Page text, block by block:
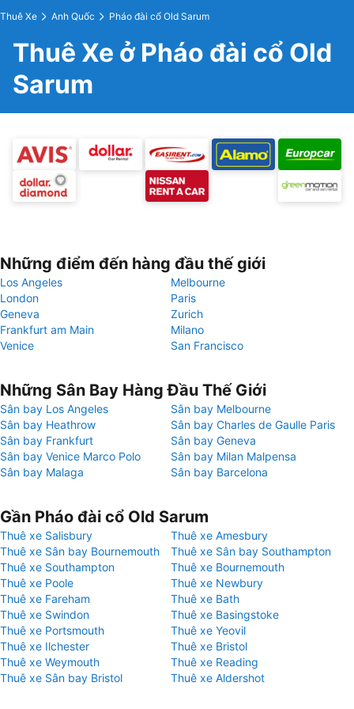
Thuê Xe Anh Quốc Pháo đài cổ Old Sarum
Thuê Xe ở Pháo đài cổ Old
Sarum
Những điểm đến hàng đầu thế giới
Los Angeles
Melbourne
London
Paris
Geneva
Zurich
Frankfurt am Main
Milano
Venice
San Francisco
Những Sân Bay Hàng Đầu Thế Giới
Sân bay Los Angeles
Sân bay Melbourne
Sân bay Heathrow
Sân bay Charles de Gaulle Paris
Sân bay Frankfurt
Sân bay Geneva
Sân bay Venice Marco Polo
Sân bay Milan Malpensa
Sân bay Malaga
Sân bay Barcelona
Gần Pháo đài cổ Old Sarum
Thuê xe Salisbury
Thuê xe Amesbury
Thuê xe Sân bay Bournemouth
Thuê xe Sân bay Southampton
Thuê xe Southampton
Thuê xe Bournemouth
Thuê xe Poole
Thuê xe Newbury
Thuê xe Fareham
Thuê xe Bath
Thuê xe Swindon
Thuê xe Basingstoke
Thuê xe Portsmouth
Thuê xe Yeovil
Thuê xe Ilchester
Thuê xe Bristol
Thuê xe Weymouth
Thuê xe Reading
Thuê xe Sân bay Bristol
Thuê xe Aldershot